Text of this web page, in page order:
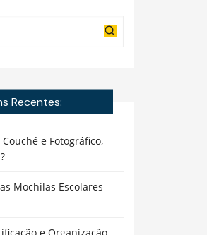
Recentes:
e Fotográfico,
Mochilas Escolares
e Organização